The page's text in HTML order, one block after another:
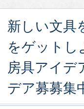
新しい文具
をゲットし
房具アイデ
デア募募集